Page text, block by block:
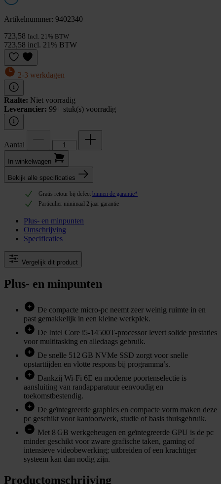
Artikelnummer: 9402340
723,58 Incl. 21% BTW
723,58 incl. 21% BTW
2-3 werkdagen
Raalte: Niet voorradig
Leverancier: 99+ stuk(s) voorradig
Aantal
In winkel­wagen
Bekijk alle specificaties
Gratis retour bij defect binnen de garantie*
Particulier minimaal 2 jaar garantie
Plus- en minpunten
Omschrijving
Specificaties
Vergelijk dit product
Plus- en minpunten
De compacte micro‑pc neemt zeer weinig ruimte in en
past gemakkelijk in een kleine werkplek.
De Intel Core i5‑14500T‑processor levert solide prestaties
voor multitasking en alledaags gebruik.
De snelle 512 GB NVMe SSD zorgt voor snelle
opstarttijden en vlotte respons bij programma’s.
Dankzij Wi‑Fi 6E en moderne poortenselectie is
aansluiting van randapparatuur eenvoudig en
toekomstbestendig.
De geïntegreerde graphics en compacte vorm maken deze
pc geschikt voor kantoorwerk, studie of basis thuisgebruik.
Met 8 GB werkgeheugen en geïntegreerde GPU is de pc
minder geschikt voor zware grafische taken, gaming of
intensieve videobewerking; uitbreiden of een krachtiger
systeem kan dan nodig zijn.
Productomschrijving